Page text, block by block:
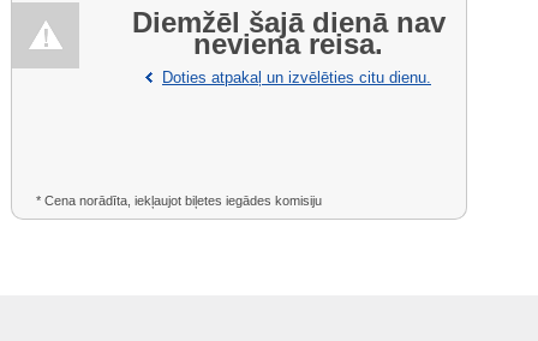
Diemžēl šajā dienā nav
neviena reisa.
Doties atpakaļ un izvēlēties citu dienu.
* Cena norādīta, iekļaujot biļetes iegādes komisiju